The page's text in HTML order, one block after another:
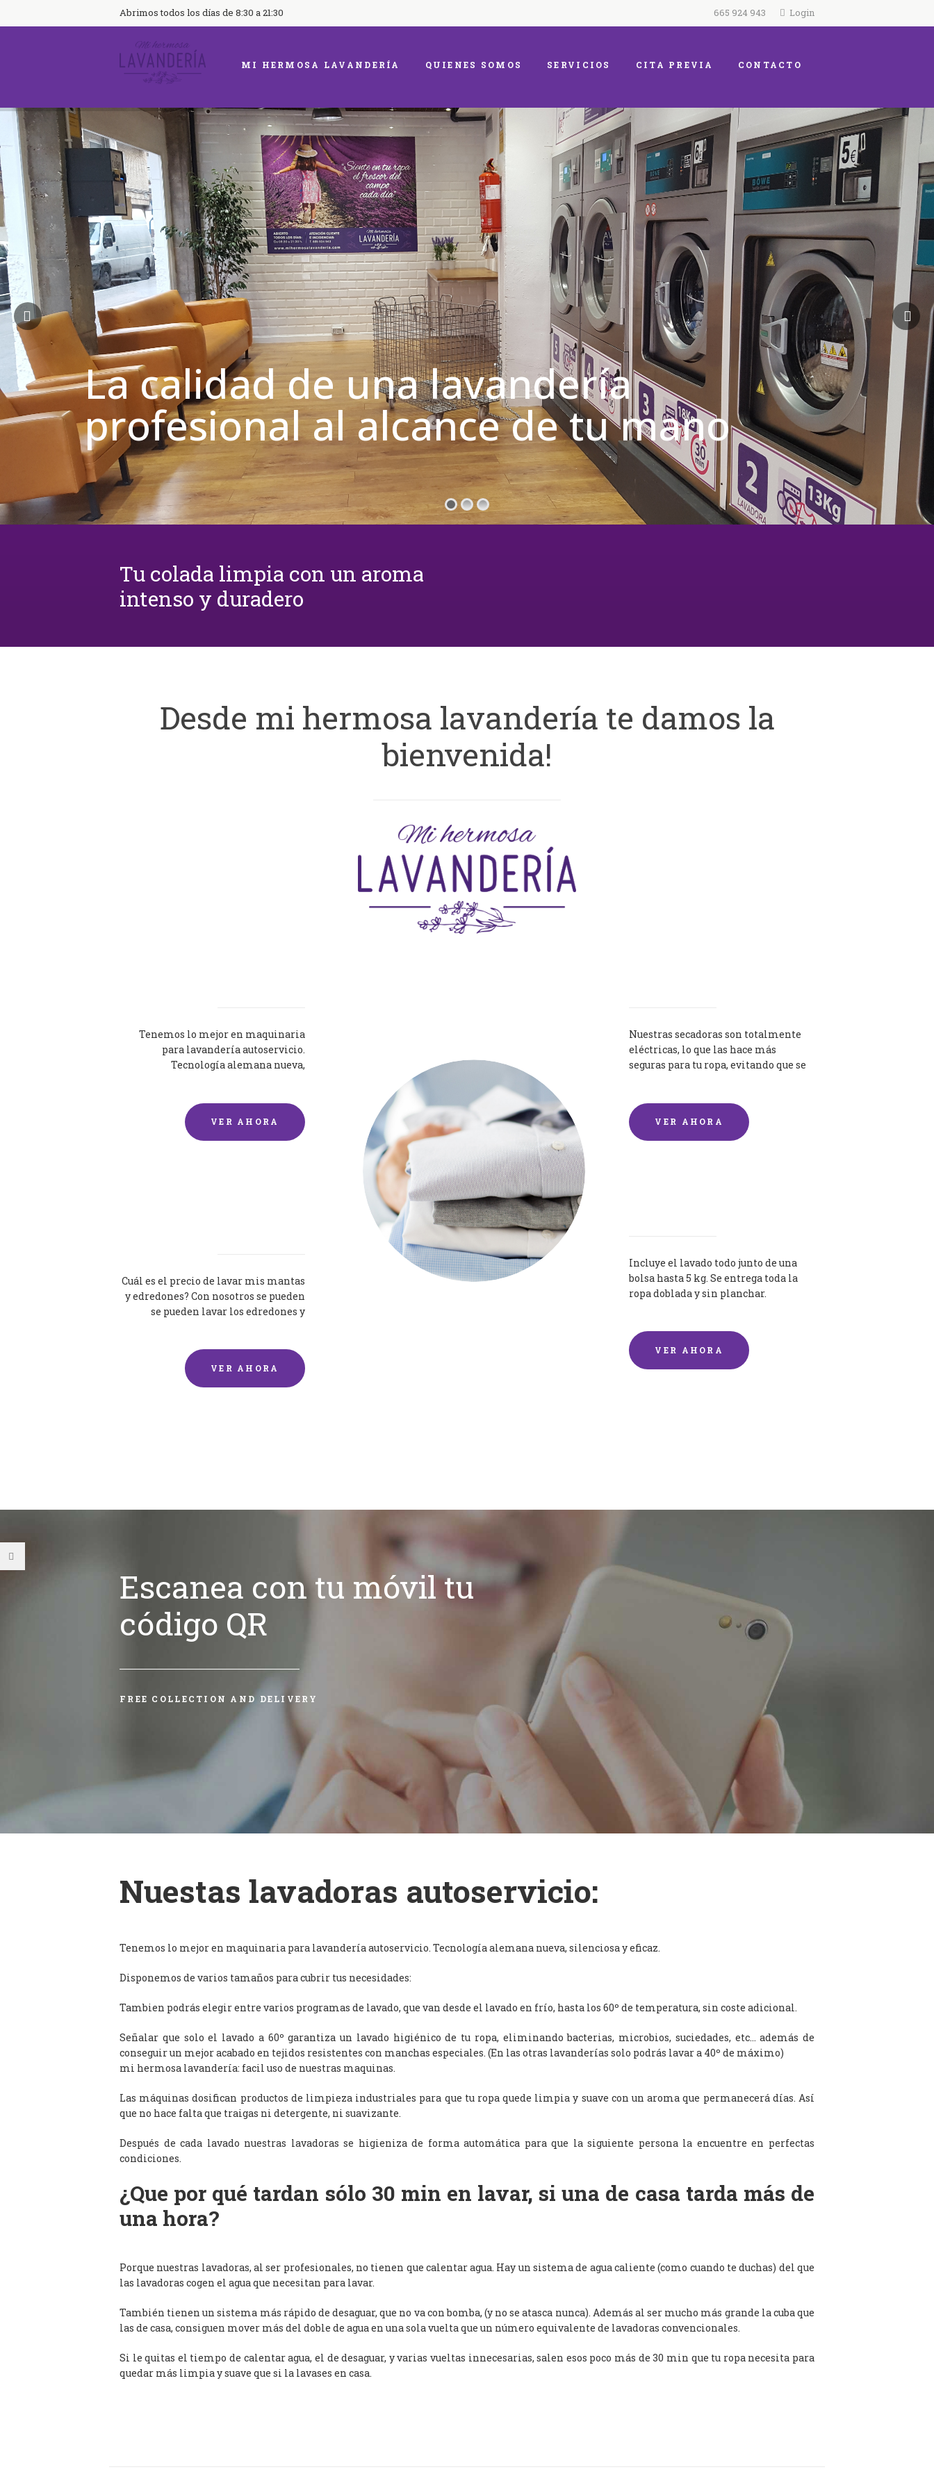
Abrimos todos los días de 8:30 a 21:30 665 924 943 Login
MI HERMOSA LAVANDERÍA QUIENES SOMOS SERVICIOS CITA PREVIA CONTACTO
La calidad de una lavandería
profesional al alcance de tu mano
Tu colada limpia con un aroma
intenso y duradero
Desde mi hermosa lavandería te damos la
bienvenida!
Tenemos lo mejor en maquinaria
para lavandería autoservicio.
Tecnología alemana nueva,
VER AHORA
Nuestras secadoras son totalmente
eléctricas, lo que las hace más
seguras para tu ropa, evitando que se
VER AHORA
Cuál es el precio de lavar mis mantas
y edredones? Con nosotros se pueden
se pueden lavar los edredones y
VER AHORA
Incluye el lavado todo junto de una
bolsa hasta 5 kg. Se entrega toda la
ropa doblada y sin planchar.
VER AHORA
Escanea con tu móvil tu
código QR
FREE COLLECTION AND DELIVERY
Nuestas lavadoras autoservicio:
Tenemos lo mejor en maquinaria para lavandería autoservicio. Tecnología alemana nueva, silenciosa y eficaz.
Disponemos de varios tamaños para cubrir tus necesidades:
Tambien podrás elegir entre varios programas de lavado, que van desde el lavado en frío, hasta los 60º de temperatura, sin coste adicional.
Señalar que solo el lavado a 60º garantiza un lavado higiénico de tu ropa, eliminando bacterias, microbios, suciedades, etc… además de
conseguir un mejor acabado en tejidos resistentes con manchas especiales. (En las otras lavanderías solo podrás lavar a 40º de máximo)
mi hermosa lavandería: facil uso de nuestras maquinas.
Las máquinas dosifican productos de limpieza industriales para que tu ropa quede limpia y suave con un aroma que permanecerá días. Así
que no hace falta que traigas ni detergente, ni suavizante.
Después de cada lavado nuestras lavadoras se higieniza de forma automática para que la siguiente persona la encuentre en perfectas
condiciones.
¿Que por qué tardan sólo 30 min en lavar, si una de casa tarda más de
una hora?
Porque nuestras lavadoras, al ser profesionales, no tienen que calentar agua. Hay un sistema de agua caliente (como cuando te duchas) del que
las lavadoras cogen el agua que necesitan para lavar.
También tienen un sistema más rápido de desaguar, que no va con bomba, (y no se atasca nunca). Además al ser mucho más grande la cuba que
las de casa, consiguen mover más del doble de agua en una sola vuelta que un número equivalente de lavadoras convencionales.
Si le quitas el tiempo de calentar agua, el de desaguar, y varias vueltas innecesarias, salen esos poco más de 30 min que tu ropa necesita para
quedar más limpia y suave que si la lavases en casa.